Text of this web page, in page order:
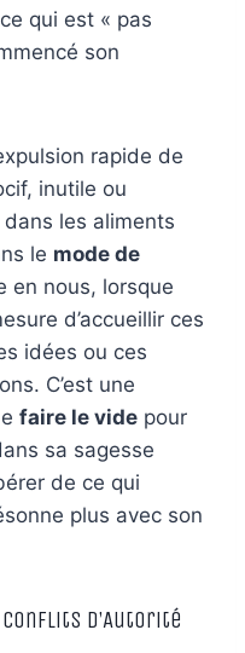
qui est « pas
son
rapide de
inutile ou
les aliments
le mode de
en nous, lorsque
d’accueillir ces
idées ou ces
C’est une
faire le vide pour
sa sagesse
de ce qui
plus avec son
d’Autorité